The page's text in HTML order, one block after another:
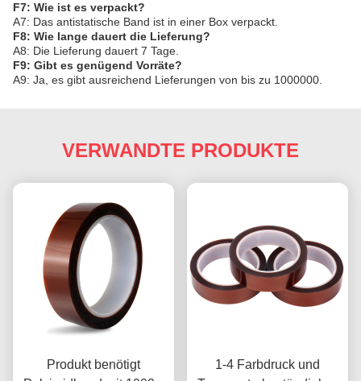
F7: Wie ist es verpackt?
A7: Das antistatische Band ist in einer Box verpackt.
F8: Wie lange dauert die Lieferung?
A8: Die Lieferung dauert 7 Tage.
F9: Gibt es genügend Vorräte?
A9: Ja, es gibt ausreichend Lieferungen von bis zu 1000000.
VERWANDTE PRODUKTE
Produkt benötigt
1-4 Farbdruck und